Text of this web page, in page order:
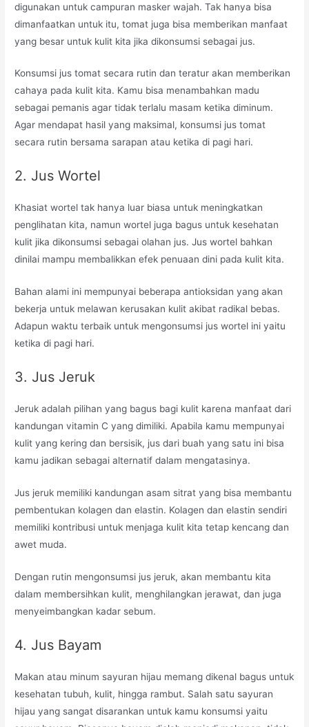
digunakan untuk campuran masker wajah. Tak hanya bisa
dimanfaatkan untuk itu, tomat juga bisa memberikan manfaat
yang besar untuk kulit kita jika dikonsumsi sebagai jus.
Konsumsi jus tomat secara rutin dan teratur akan memberikan
cahaya pada kulit kita. Kamu bisa menambahkan madu
sebagai pemanis agar tidak terlalu masam ketika diminum.
Agar mendapat hasil yang maksimal, konsumsi jus tomat
secara rutin bersama sarapan atau ketika di pagi hari.
2. Jus Wortel
Khasiat wortel tak hanya luar biasa untuk meningkatkan
penglihatan kita, namun wortel juga bagus untuk kesehatan
kulit jika dikonsumsi sebagai olahan jus. Jus wortel bahkan
dinilai mampu membalikkan efek penuaan dini pada kulit kita.
Bahan alami ini mempunyai beberapa antioksidan yang akan
bekerja untuk melawan kerusakan kulit akibat radikal bebas.
Adapun waktu terbaik untuk mengonsumsi jus wortel ini yaitu
ketika di pagi hari.
3. Jus Jeruk
Jeruk adalah pilihan yang bagus bagi kulit karena manfaat dari
kandungan vitamin C yang dimiliki. Apabila kamu mempunyai
kulit yang kering dan bersisik, jus dari buah yang satu ini bisa
kamu jadikan sebagai alternatif dalam mengatasinya.
Jus jeruk memiliki kandungan asam sitrat yang bisa membantu
pembentukan kolagen dan elastin. Kolagen dan elastin sendiri
memiliki kontribusi untuk menjaga kulit kita tetap kencang dan
awet muda.
Dengan rutin mengonsumsi jus jeruk, akan membantu kita
dalam membersihkan kulit, menghilangkan jerawat, dan juga
menyeimbangkan kadar sebum.
4. Jus Bayam
Makan atau minum sayuran hijau memang dikenal bagus untuk
kesehatan tubuh, kulit, hingga rambut. Salah satu sayuran
hijau yang sangat disarankan untuk kamu konsumsi yaitu